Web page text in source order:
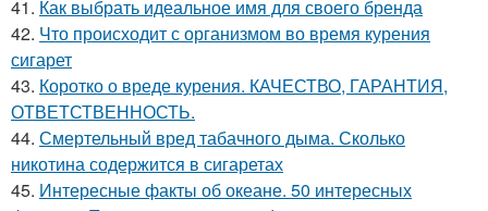
41. Как выбрать идеальное имя для своего бренда
42. Что происходит с организмом во время курения
сигарет
43. Коротко о вреде курения. КАЧЕСТВО, ГАРАНТИЯ,
ОТВЕТСТВЕННОСТЬ.
44. Смертельный вред табачного дыма. Сколько
никотина содержится в сигаретах
45. Интересные факты об океане. 50 интересных